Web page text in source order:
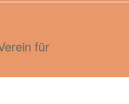
für